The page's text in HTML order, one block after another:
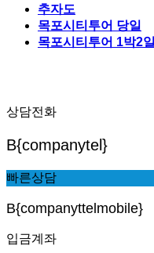
추자도
목포시티투어 당일
목포시티투어 1박2일
상담전화
B{companytel}
빠른상담
B{companyttelmobile}
입금계좌